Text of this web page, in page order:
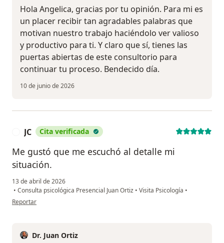
Hola Angelica, gracias por tu opinión. Para mi es
un placer recibir tan agradables palabras que
motivan nuestro trabajo haciéndolo ver valioso
y productivo para ti. Y claro que sí, tienes las
puertas abiertas de este consultorio para
continuar tu proceso. Bendecido día.
10 de junio de 2026
JC Cita verificada
Me gustó que me escuchó al detalle mi
situación.
13 de abril de 2026
• Consulta psicológica Presencial Juan Ortiz • Visita Psicología •
en opinión del usuario JC
Reportar
Dr. Juan Ortiz